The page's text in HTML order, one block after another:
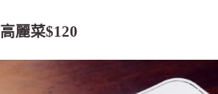
高麗菜$120